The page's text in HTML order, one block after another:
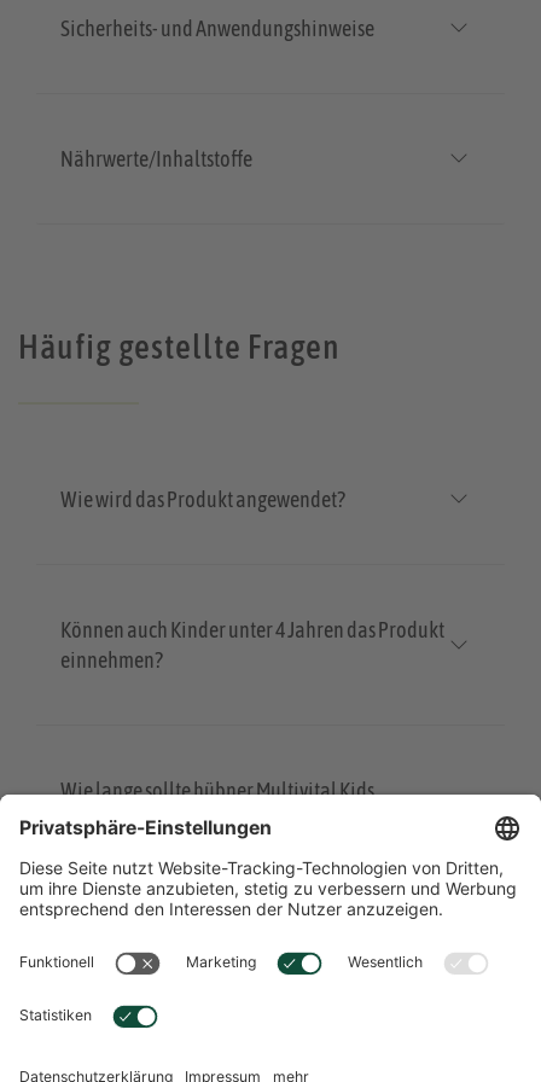
Sicherheits- und Anwendungshinweise
Nährwerte/Inhaltstoffe
Häufig gestellte Fragen
Wie wird das Produkt angewendet?
Können auch Kinder unter 4 Jahren das Produkt
einnehmen?
Wie lange sollte hübner Multivital Kids
eingenommen werden?